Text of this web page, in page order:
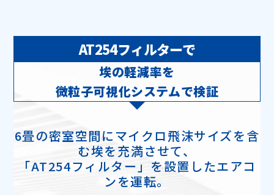
AT254フィルターで
埃の軽減率を
微粒子可視化システムで検証
6畳の密室空間にマイクロ飛沫サイズを含
む埃を充満させて、
「AT254フィルター」を設置したエアコ
ンを運転。